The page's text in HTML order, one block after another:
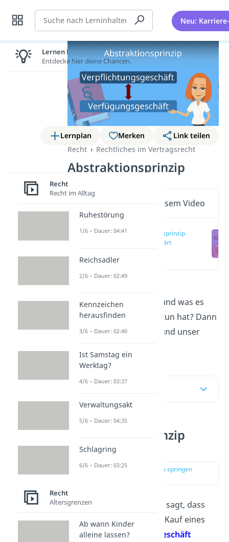
Suche Neu:
Lernplan Merken
Link teilen
Recht
Rechtliches im Vertragsrecht
Abstraktionsprinzip
Wichtige Inhalte in diesem Video
Abstraktionsprinzip
einfach erklärt
Du willst wissen, was das
Abstraktionsprinzip
ist und was es
mit dem Kaufvertrag zu tun hat? Dann
schau dir diesen Artikel und unser
Abstraktionsprinzip
einfach erklärt
zur Stelle im Video springen
DasAbstraktionsprinzip
sagt, dass
bei einem Geschäft (z. B. Kauf eines
Autos) dasVerfügungsgeschäft
Lernen lohnt sich!
Entdecke hier deine Chancen.
Recht
Recht im Alltag
Ruhestörung
1/6 – Dauer: 04:41
Reichsadler
2/6 – Dauer: 02:49
Kennzeichen
herausfinden
3/6 – Dauer: 02:40
Ist Samstag ein
Werktag?
4/6 – Dauer: 03:37
Verwaltungsakt
5/6 – Dauer: 04:35
Schlagring
6/6 – Dauer: 03:25
Recht
Altersgrenzen
Ab wann Kinder
alleine lassen?